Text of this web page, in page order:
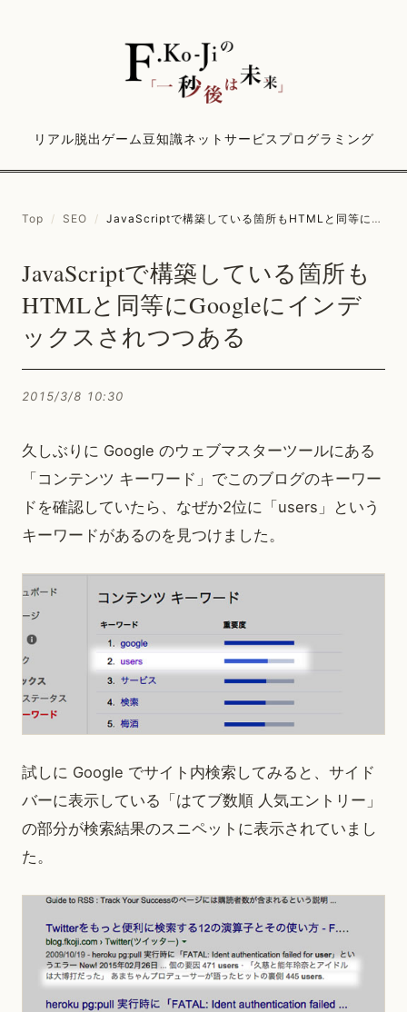
リアル脱出ゲーム豆知識ネットサービス プログラミング
Top / SEO / JavaScriptで構築している箇所もHTMLと同等にGoogleにインデックスされつつある
JavaScriptで構築している箇所も
HTMLと同等にGoogleにインデ
ックスされつつある
2015/3/8 10:30
久しぶりに Google のウェブマスターツールにある
「コンテンツ キーワード」でこのブログのキーワー
ドを確認していたら、なぜか2位に「users」という
キーワードがあるのを見つけました。
試しに Google でサイト内検索してみると、サイド
バーに表示している「はてブ数順 人気エントリー」
の部分が検索結果のスニペットに表示されていまし
た。